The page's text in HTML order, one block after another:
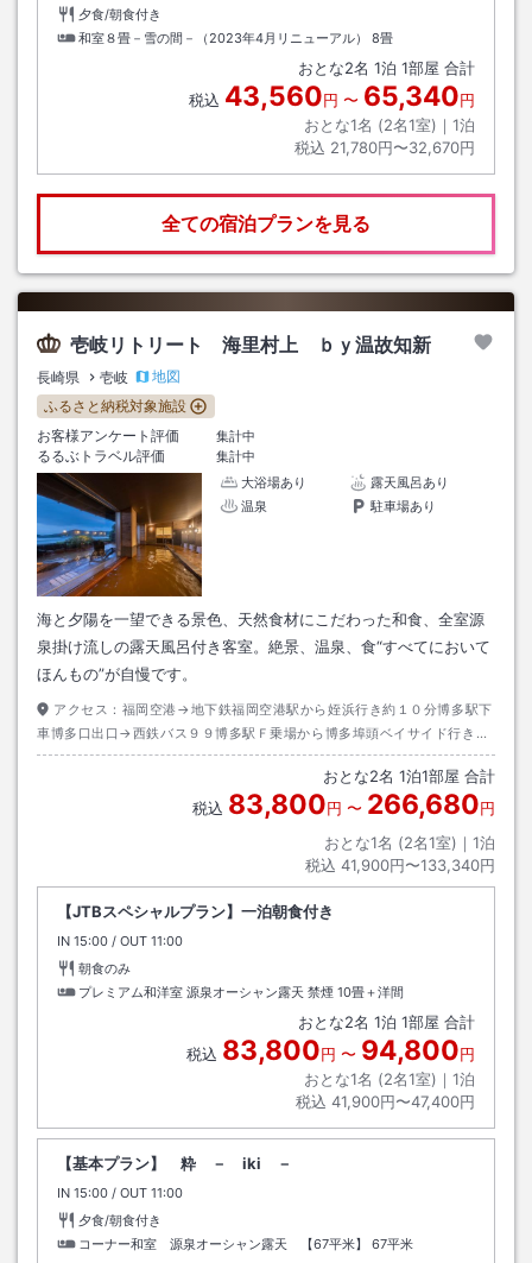
夕食/朝食付き
和室８畳－雪の間－（2023年4月リニューアル）
8畳
おとな2名 1泊 1部屋 合計
税込 43,560円 〜 65,340円
おとな1名 (2名1室)｜ 1泊
税込 21,780円〜32,670円
全ての宿泊プランを見る
壱岐リトリート 海里村上 ｂｙ温故知新
長崎県 壱岐
地図
ふるさと納税対象施設
お客様アンケート評価
集計中
るるぶトラベル評価
集計中
大浴場あり
露天風呂あり
温泉
駐車場あり
海と夕陽を一望できる景色、天然食材にこだわった和食、全室源
泉掛け流しの露天風呂付き客室。絶景、温泉、食“すべてにおいて
ほんもの”が自慢です。
アクセス： 福岡空港→地下鉄福岡空港駅から姪浜行き約１０分博多駅下
車博多口出口→西鉄バス９９博多駅Ｆ乗場から博多埠頭ベイサイド行き約
２０分終点下車→九州郵船博多港から壱岐・対馬行き約７０分壱岐港下船
おとな2名 1泊1部屋 合計
税込 83,800円 〜 266,680円
おとな1名 (2名1室)｜ 1泊
税込 41,900円〜133,340円
【JTBスペシャルプラン】一泊朝食付き
IN チェックイン
15:00 / OUT チェックアウト
11:00
朝食のみ
プレミアム和洋室 源泉オーシャン露天 禁煙 10畳＋洋間
おとな2名 1泊 1部屋 合計
税込 83,800円 〜 94,800円
おとな1名 (2名1室)｜ 1泊
税込 41,900円〜47,400円
【基本プラン】 粋 － iki －
IN チェックイン
15:00 / OUT チェックアウト
11:00
夕食/朝食付き
コーナー和室 源泉オーシャン露天 【67平米】
67平米